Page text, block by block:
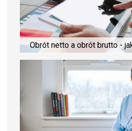
Obrót netto a obrót brutto -